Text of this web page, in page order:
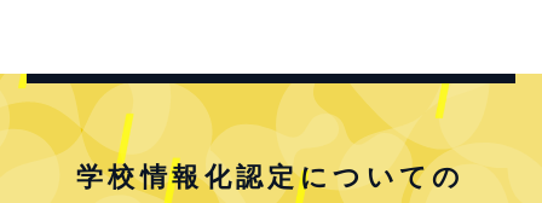
学校情報化認定についての